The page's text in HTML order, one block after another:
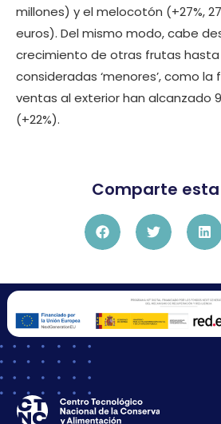
millones) y el melocotón (+27%,
euros). Del mismo modo, cabe
crecimiento de otras frutas
consideradas ‘menores’, como la
ventas al exterior han alcanzado
(+22%).
Comparte